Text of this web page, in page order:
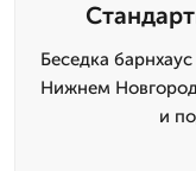
Беседка
Нижнем
и